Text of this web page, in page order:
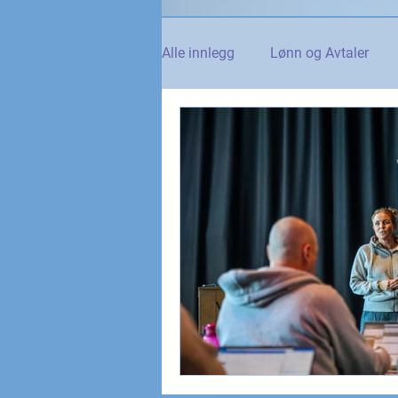
Alle innlegg Lønn og Avtaler
Andre
NTO og UFE Teknologi, IT